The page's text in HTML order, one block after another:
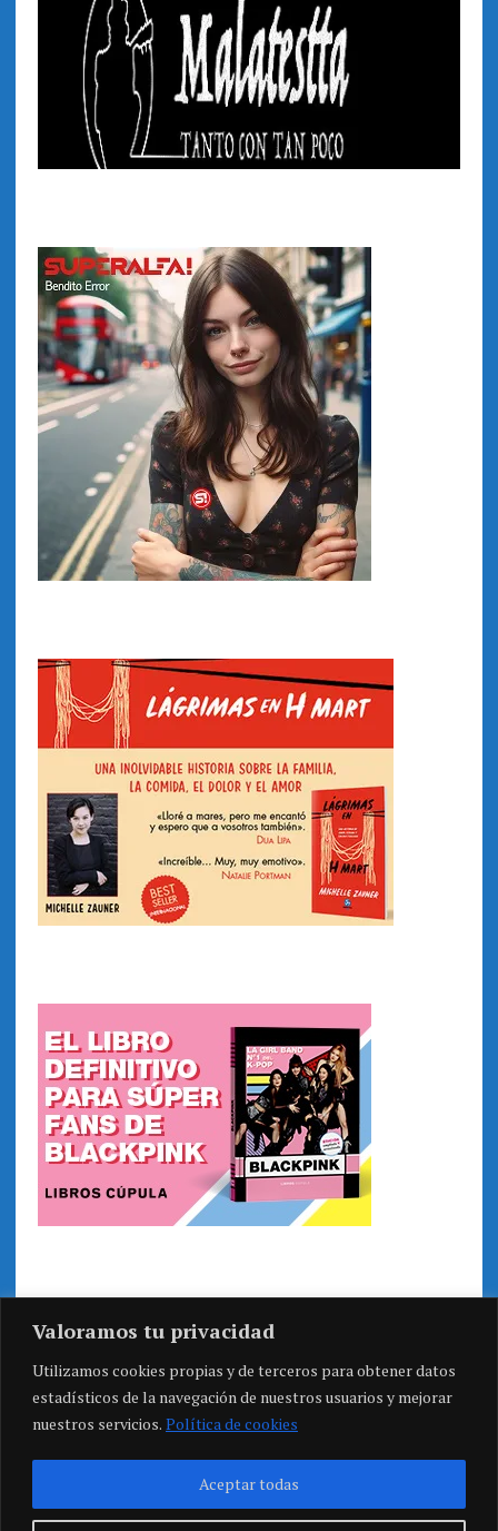
Valoramos tu privacidad
Utilizamos cookies propias y de terceros para obtener datos
estadísticos de la navegación de nuestros usuarios y mejorar
nuestros servicios. Política de cookies
Aceptar todas